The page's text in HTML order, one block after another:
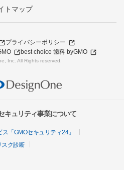
トマップ
プライバシーポリシー
best choice 歯科 byGMO
Inc. All Rights reserved.
キュリティ事業について
「GMOセキュリティ24」
スク診断